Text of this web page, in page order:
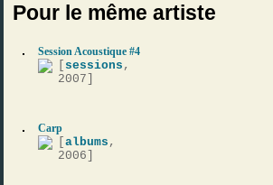
Pour le même artiste
Session Acoustique #4
sessions ,
2007]
Carp
[albums ,
2006]